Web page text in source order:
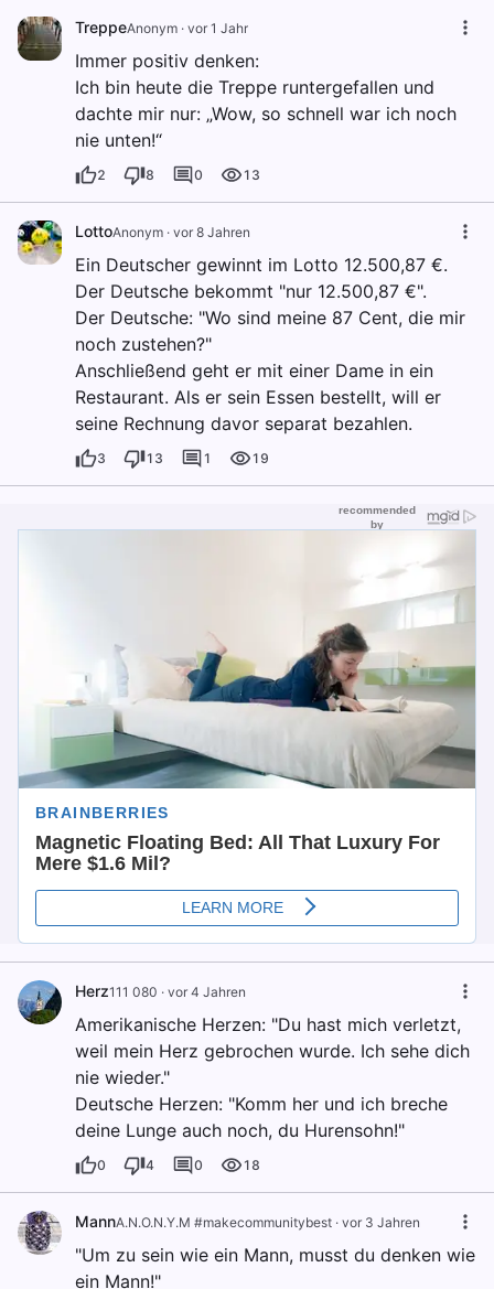
TreppeAnonym · vor 1 Jahr
Immer positiv denken:
Ich bin heute die Treppe runtergefallen und
dachte mir nur: „Wow, so schnell war ich noch
nie unten!“
2 8 0 13
LottoAnonym · vor 8 Jahren
Ein Deutscher gewinnt im Lotto 12.500,87 €.
Der Deutsche bekommt "nur 12.500,87 €".
Der Deutsche: "Wo sind meine 87 Cent, die mir
noch zustehen?"
Anschließend geht er mit einer Dame in ein
Restaurant. Als er sein Essen bestellt, will er
seine Rechnung davor separat bezahlen.
3 13 1 19
Herz111 080 · vor 4 Jahren
Amerikanische Herzen: "Du hast mich verletzt,
weil mein Herz gebrochen wurde. Ich sehe dich
nie wieder."
Deutsche Herzen: "Komm her und ich breche
deine Lunge auch noch, du Hurensohn!"
0 4 0 18
MannA.N.O.N.Y.M #makecommunitybest · vor 3 Jahren
"Um zu sein wie ein Mann, musst du denken wie
ein Mann!"